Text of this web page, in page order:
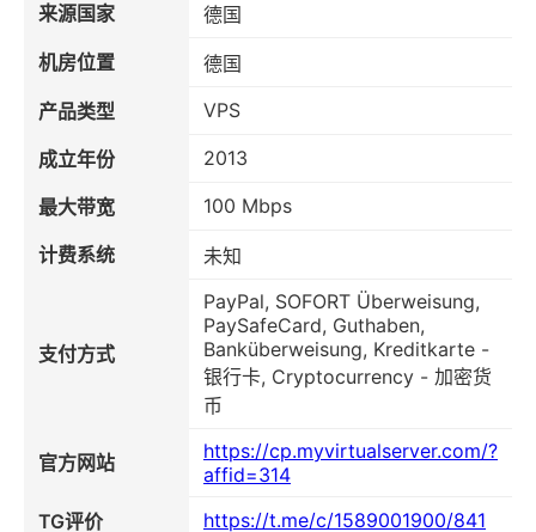
来源国家
德国
机房位置
德国
产品类型
VPS
成立年份 2013
最大带宽 100 Mbps
计费系统 未知
支付方式
PayPal, SOFORT Überweisung,
PaySafeCard, Guthaben,
Banküberweisung, Kreditkarte -
银行卡, Cryptocurrency - 加密货
币
官方网站
https://cp.myvirtualserver.com/?
affid=314
TG评价
https://t.me/c/1589001900/841